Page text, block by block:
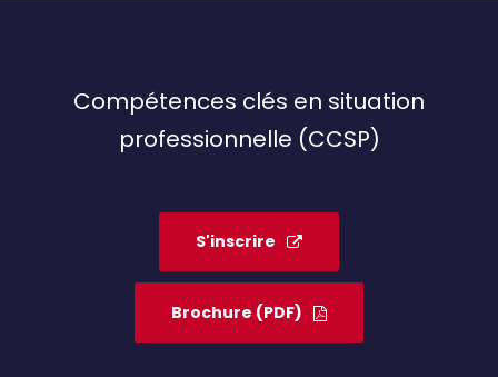
Compétences clés en situation
professionnelle (CCSP)
S'inscrire
Brochure (PDF)